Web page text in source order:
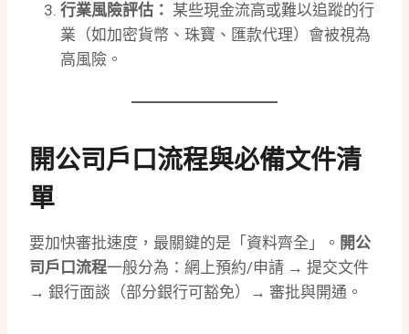
行業風險評估： 某些現金流高或難以追蹤的行
業（如加密貨幣、珠寶、匯款代理）會被視為
高風險。
開公司戶口流程與必備文件清
單
要加快審批速度，最關鍵的是「資料齊全」。 開公
司戶口流程一般分為：網上預約/申請 → 提交文件
→ 銀行面談（部分銀行可豁免）→ 審批與開通。